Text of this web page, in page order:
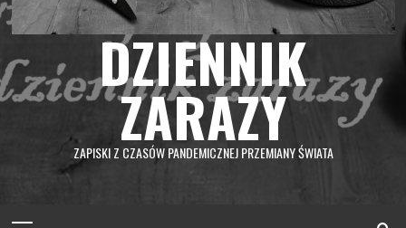
DZIENNIK
ZARAZY
ZAPISKI Z CZASÓW PANDEMICZNEJ PRZEMIANY ŚWIATA